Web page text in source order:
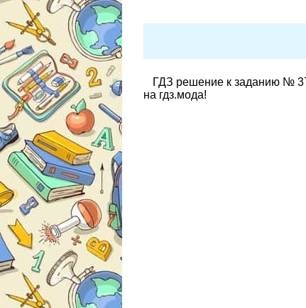
ГДЗ решение к заданию №
на гдз.мода!